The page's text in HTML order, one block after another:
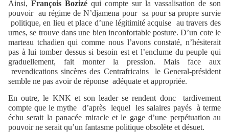
Ainsi, François Bozizé qui compte sur la vassalisation de son
pouvoir au régime de N’djamena pour
sa pour sa propre survie
politique, en lieu et place d’une légitimité acquise au travers des
urnes, se trouve dans une bien inconfortable posture. D’un cote le
marteau tchadien qui comme nous l’avons constaté, n’hésiterait
pas à lui tomber dessus si besoin est et l’enclume du peuple qui
graduellement, fait monter la pression. Mais face aux
revendications sincères des Centrafricains
le General-président
semble ne pas avoir de réponse adéquate et appropriée.
En outre, le KNK et son leader se rendent donc
tardivement
compte que le mythe
d’après lequel les salaires payés
à terme
échu serait la panacée miracle et le gage d’une perpétuation au
pouvoir ne serait qu’un fantasme politique obsolète et désuet.